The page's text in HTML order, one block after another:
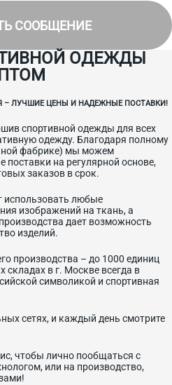
СООБЩЕНИЕ
ОДЕЖДЫ
– ЛУЧШИЕ ЦЕНЫ И НАДЕЖНЫЕ ПОСТАВКИ!
спортивной одежды для всех
одежду. Благодаря полному
фабрике) мы можем
поставки на регулярной основе,
заказов в срок.
использовать любые
изображений на ткань, а
дает возможность
изделий.
производства – до 1000 единиц
складах в г. Москве всегда в
символикой и спортивная
сетях, и каждый день смотрите
чтобы лично пообщаться с
или на производство,